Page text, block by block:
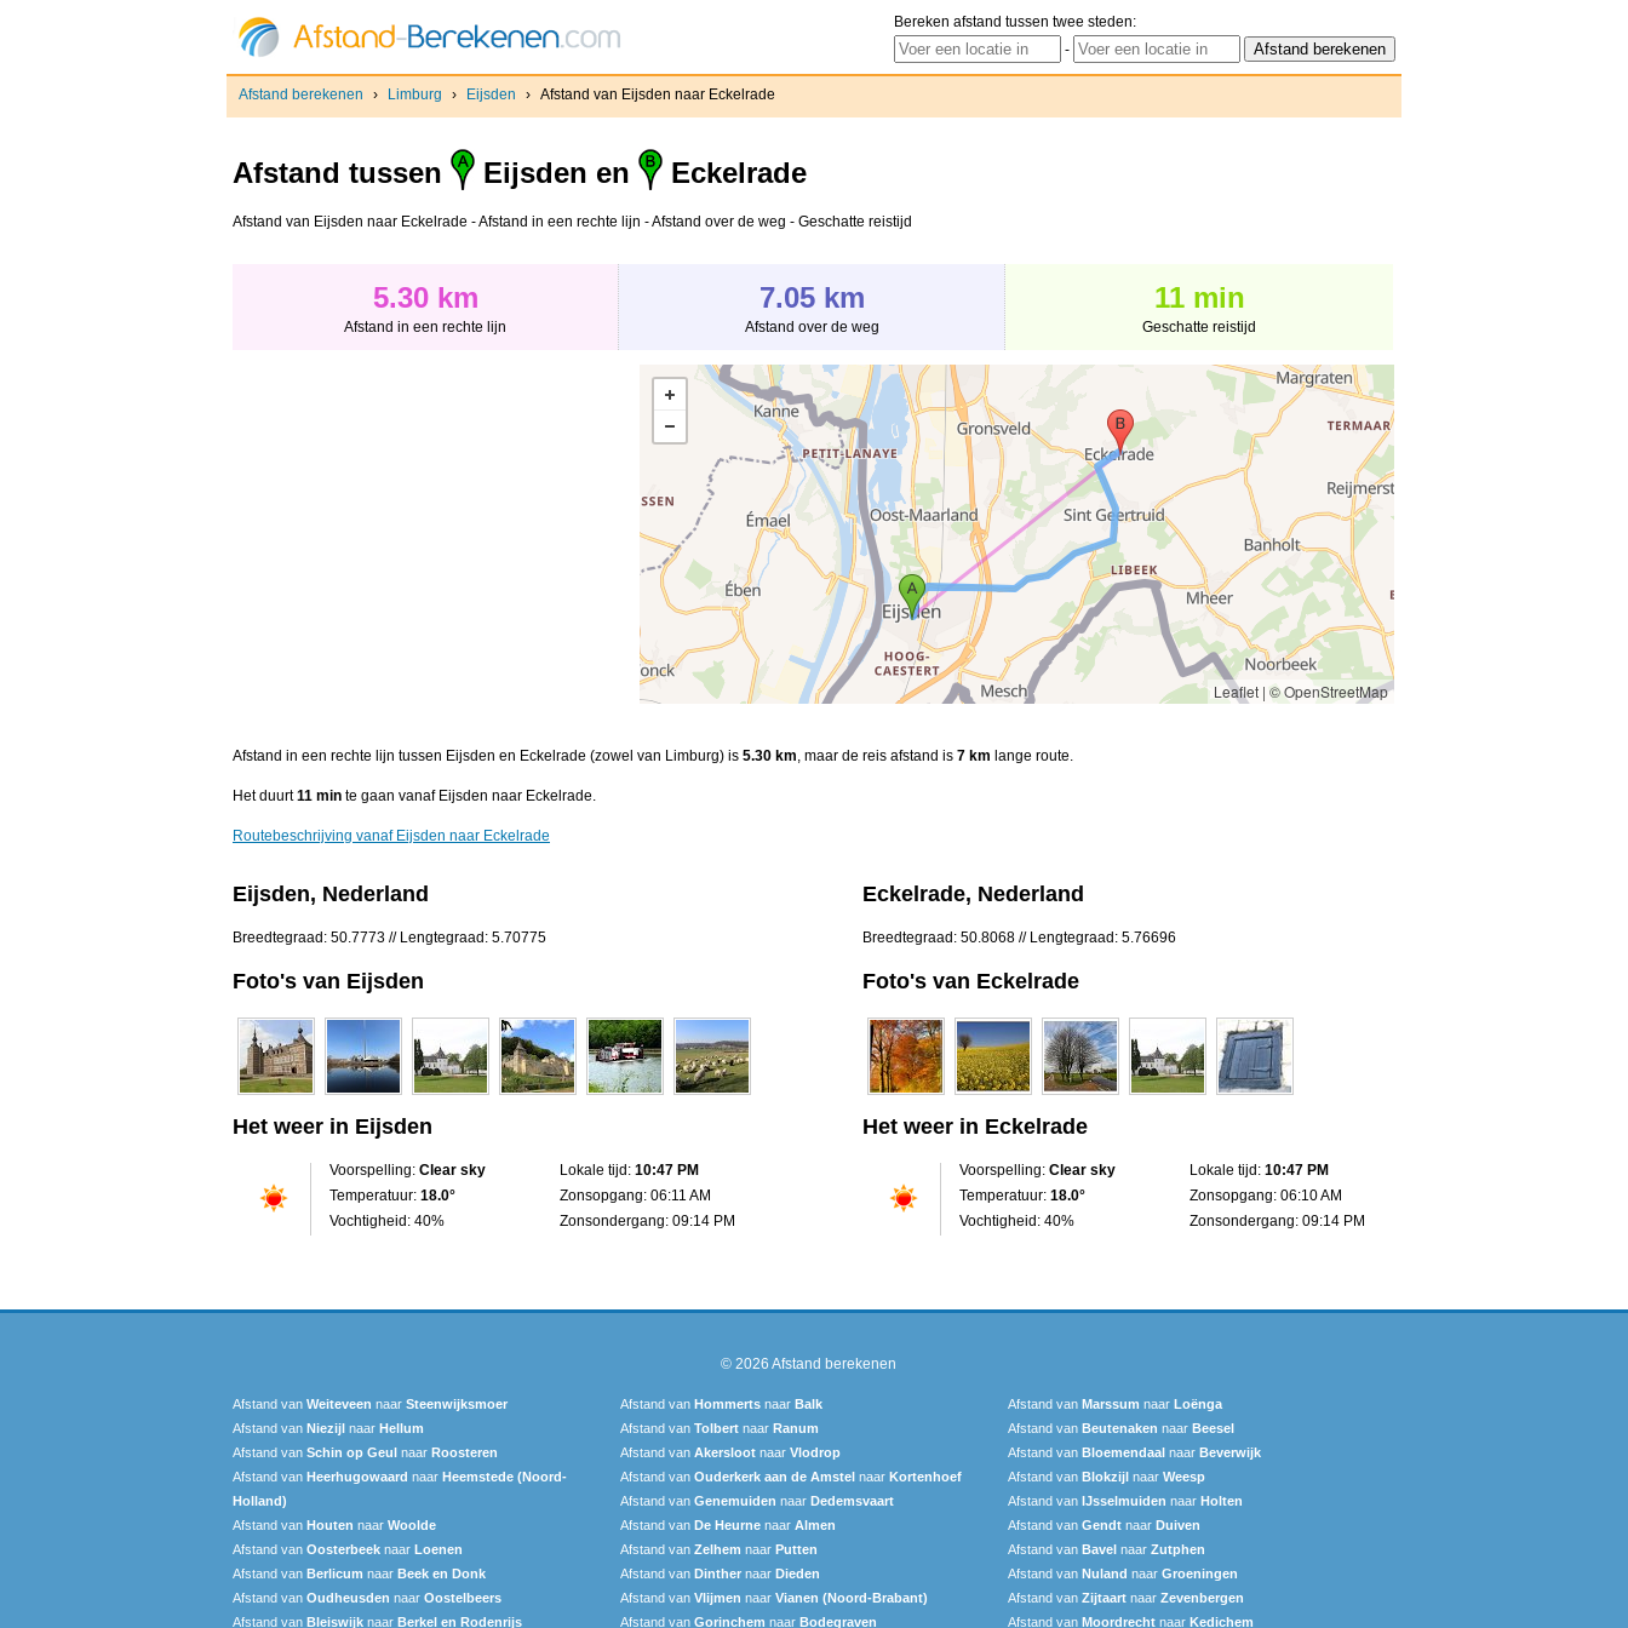
Bereken afstand tussen twee steden:
-
Afstand berekenen › Limburg › Eijsden › Afstand van Eijsden naar Eckelrade
Afstand tussen Eijsden en Eckelrade
Afstand van Eijsden naar Eckelrade - Afstand in een rechte lijn - Afstand over de weg - Geschatte reistijd
5.30 km
Afstand in een rechte lijn
7.05 km
Afstand over de weg
11 min
Geschatte reistijd
Leaflet | © OpenStreetMap
Afstand in een rechte lijn tussen Eijsden en Eckelrade (zowel van Limburg) is 5.30 km, maar de reis afstand is 7 km lange route.
Het duurt11 min te gaan vanaf Eijsden naar Eckelrade.
Routebeschrijving vanaf Eijsden naar Eckelrade
Eijsden, Nederland
Breedtegraad: 50.7773 // Lengtegraad: 5.70775
Foto's van Eijsden
Het weer in Eijsden
Voorspelling: Clear sky
Temperatuur: 18.0°
Vochtigheid: 40%
Lokale tijd: 10:47 PM
Zonsopgang: 06:11 AM
Zonsondergang: 09:14 PM
Eckelrade, Nederland
Breedtegraad: 50.8068 // Lengtegraad: 5.76696
Foto's van Eckelrade
Het weer in Eckelrade
Voorspelling: Clear sky
Temperatuur: 18.0°
Vochtigheid: 40%
Lokale tijd: 10:47 PM
Zonsopgang: 06:10 AM
Zonsondergang: 09:14 PM
© 2026 Afstand berekenen
Afstand van Weiteveen naar Steenwijksmoer Afstand van Hommerts naar Balk Afstand van Marssum naar Loënga
Afstand van Niezijl naar Hellum Afstand van Tolbert naar Ranum Afstand van Beutenaken naar Beesel
Afstand van Schin op Geul naar Roosteren Afstand van Akersloot naar Vlodrop Afstand van Bloemendaal naar Beverwijk
Afstand van Heerhugowaard naar Heemstede (Noord-
Holland)
Afstand van Ouderkerk aan de Amstel naar Kortenhoef Afstand van Blokzijl naar Weesp
Afstand van Genemuiden naar Dedemsvaart Afstand van IJsselmuiden naar Holten
Afstand van Houten naar Woolde Afstand van De Heurne naar Almen Afstand van Gendt naar Duiven
Afstand van Oosterbeek naar Loenen Afstand van Zelhem naar Putten Afstand van Bavel naar Zutphen
Afstand van Berlicum naar Beek en Donk Afstand van Dinther naar Dieden Afstand van Nuland naar Groeningen
Afstand van Oudheusden naar Oostelbeers Afstand van Vlijmen naar Vianen (Noord-Brabant) Afstand van Zijtaart naar Zevenbergen
Afstand van Bleiswijk naar Berkel en Rodenrijs Afstand van Gorinchem naar Bodegraven Afstand van Moordrecht naar Kedichem